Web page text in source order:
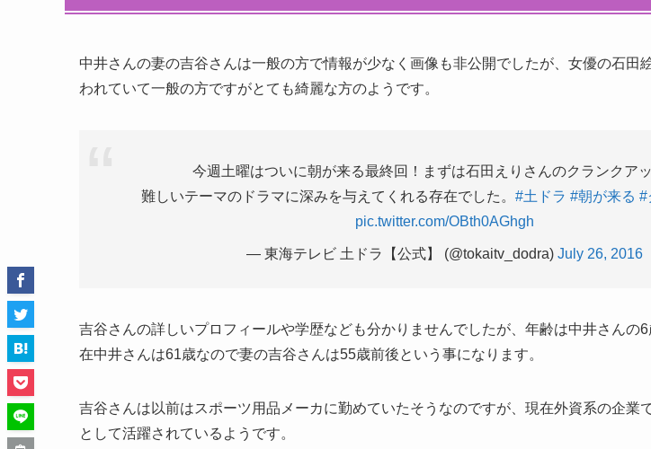
中井さんの妻の吉谷さんは一般の方で情報が少なく画像も非公開でしたが、女優の石田
われていて一般の方ですがとても綺麗な方のようです。
今週土曜はついに朝が来る最終回！まずは石田えりさんのクランクアッ
難しいテーマのドラマに深みを与えてくれる存在でした。 #土ドラ #朝が来る #
pic.twitter.com/OBth0AGhgh
— 東海テレビ 土ドラ【公式】 (@tokaitv_dodra) July 26, 2016
吉谷さんの詳しいプロフィールや学歴なども分かりませんでしたが、年齢は中井さんの
在中井さんは61歳なので妻の吉谷さんは55歳前後という事になります。
吉谷さんは以前はスポーツ用品メーカに勤めていたそうなのですが、現在外資系の企業
として活躍されているようです。